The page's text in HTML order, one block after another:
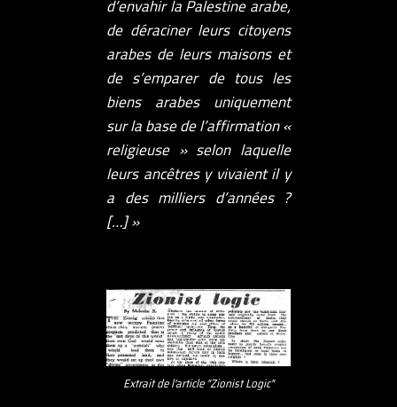
d’envahir la Palestine arabe,
de déraciner leurs citoyens
arabes de leurs maisons et
de s’emparer de tous les
biens arabes uniquement
sur la base de l’affirmation «
religieuse » selon laquelle
leurs ancêtres y vivaient il y
a des milliers d’années ?
[…] »
Extrait de l'article "Zionist Logic"